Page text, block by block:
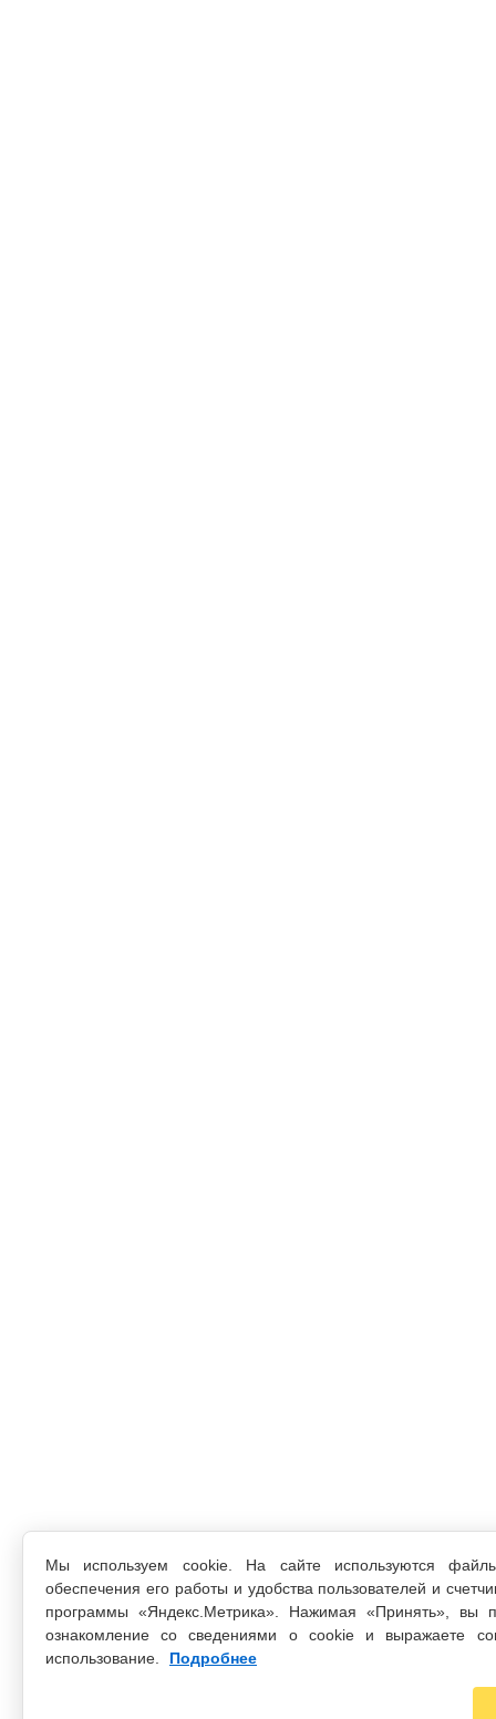
Мы используем cookie. На сайте используются
обеспечения его работы и удобства пользователей и
программы «Яндекс.Метрика». Нажимая «Принять», вы
ознакомление со сведениями о cookie и выражаете
использование.
Подробнее